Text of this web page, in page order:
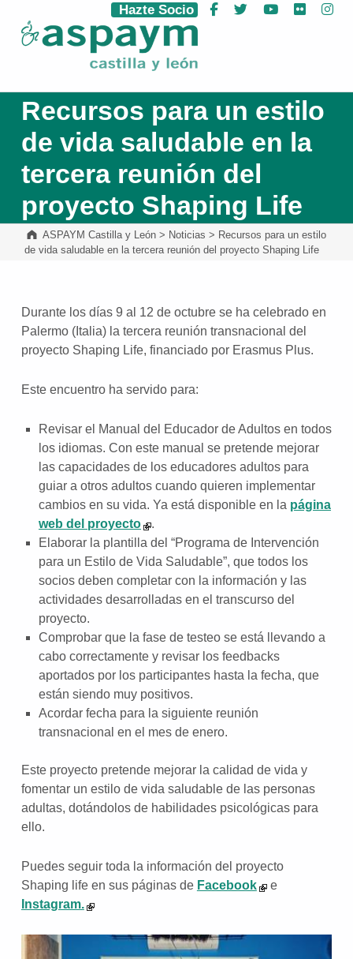
ASPAYM Castilla y León
Hazte Socio Facebook
Twitter YouTube
Flickr
Recursos para un estilo
de vida saludable en la
tercera reunión del
proyecto Shaping Life
ASPAYM Castilla y León> Noticias > Recursos para un estilo
de vida saludable en la tercera reunión del proyecto Shaping Life
Durante los días 9 al 12 de octubre se ha celebrado en
Palermo (Italia) la tercera reunión transnacional del
proyecto Shaping Life, financiado por Erasmus Plus.
Este encuentro ha servido para:
Revisar el Manual del Educador de Adultos en todos
los idiomas. Con este manual se pretende mejorar
las capacidades de los educadores adultos para
guiar a otros adultos cuando quieren implementar
cambios en su vida. Ya está disponible en la página
web del proyecto
.
Elaborar la plantilla del “Programa de Intervención
para un Estilo de Vida Saludable”, que todos los
socios deben completar con la información y las
actividades desarrolladas en el transcurso del
proyecto.
Comprobar que la fase de testeo se está llevando a
cabo correctamente y revisar los feedbacks
aportados por los participantes hasta la fecha, que
están siendo muy positivos.
Acordar fecha para la siguiente reunión
transnacional en el mes de enero.
Este proyecto pretende mejorar la calidad de vida y
fomentar un estilo de vida saludable de las personas
adultas, dotándolos de habilidades psicológicas para
ello.
Puedes seguir toda la información del proyecto
Shaping life en sus páginas de Facebook
e
Instagram.